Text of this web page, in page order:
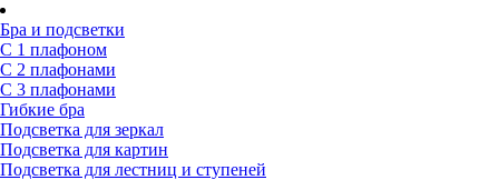
Бра и подсветки
С 1 плафоном
С 2 плафонами
С 3 плафонами
Гибкие бра
Подсветка для зеркал
Подсветка для картин
Подсветка для лестниц и ступеней